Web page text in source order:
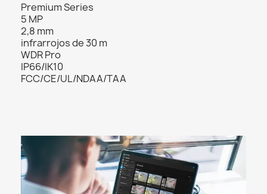
Premium Series
5 MP
2,8 mm
infrarrojos de 30 m
WDR Pro
IP66/IK10
FCC/CE/UL/NDAA/TAA